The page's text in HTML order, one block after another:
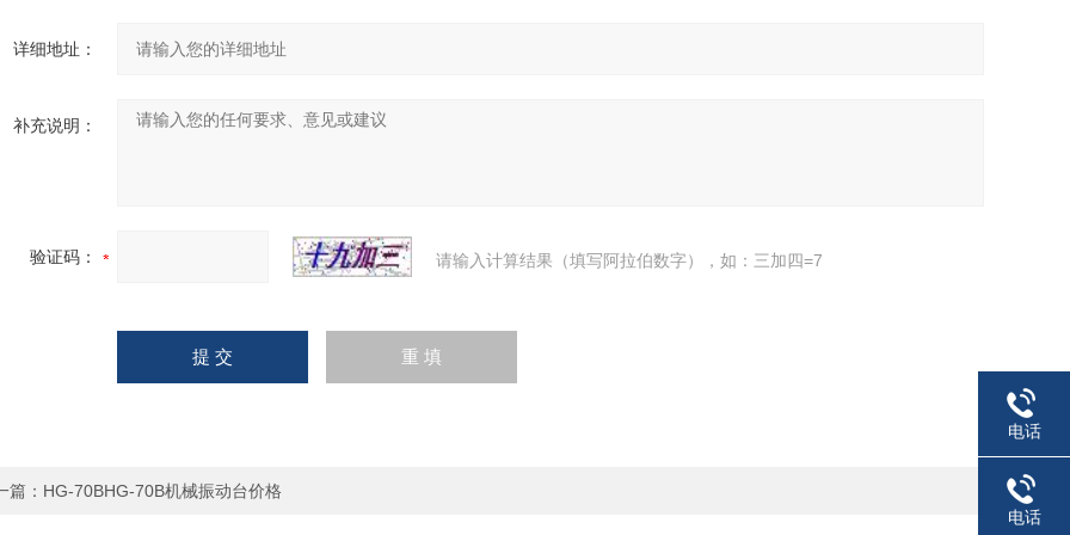
详细地址：
补充说明：
验证码： 请输入计算结果（填写阿拉伯数字），如：三加四=7
篇： HG-70BHG-70B机械振动台价格
电话
电话